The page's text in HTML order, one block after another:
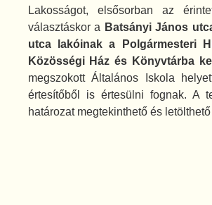
Lakosságot, elsősorban az
választáskor a Batsányi János
utca lakóinak a Polgármesteri
Közösségi Ház és Könyvtárba
megszokott Általános Iskola
értesítőből is értesülni fognak. A
határozat megtekinthető és